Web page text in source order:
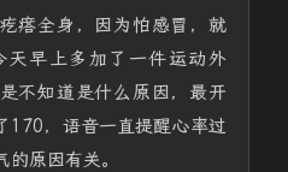
瘩全身，因为怕感冒，就
天早上多加了一件运动外
不知道是什么原因，最开
170，语音一直提醒心率过
原因有关。